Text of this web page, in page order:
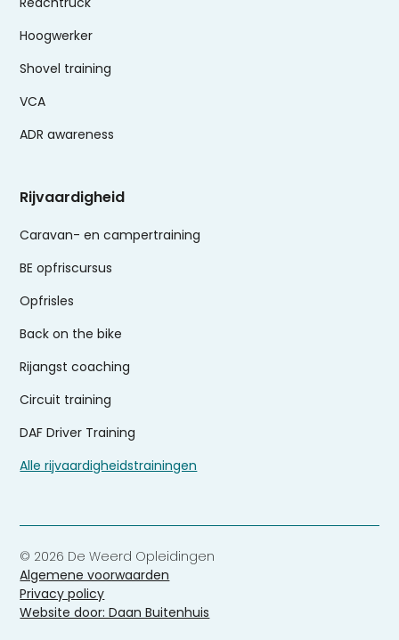
Hoogwerker
Shovel training
VCA
ADR awareness
Rijvaardigheid
Caravan- en campertraining
BE opfriscursus
Opfrisles
Back on the bike
Rijangst coaching
Circuit training
DAF Driver Training
Alle rijvaardigheidstrainingen
© 2026 De Weerd Opleidingen
Algemene voorwaarden
Privacy policy
Website door: Daan Buitenhuis